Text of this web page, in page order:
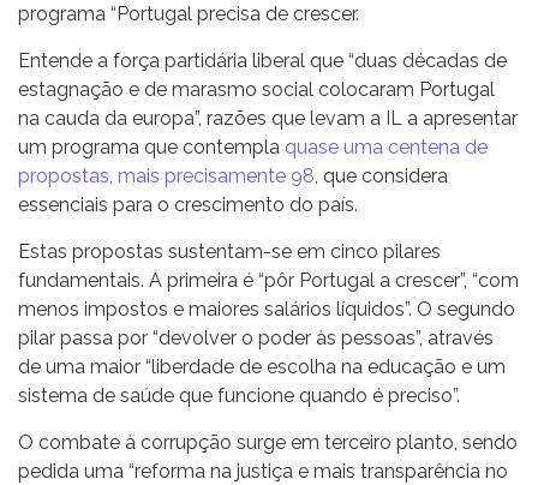
programa “Portugal precisa de crescer.
Entende a força partidária liberal que “duas décadas de
estagnação e de marasmo social colocaram Portugal
na cauda da europa”, razões que levam a IL a apresentar
um programa que contempla quase uma centena de
propostas, mais precisamente 98 , que considera
essenciais para o crescimento do país.
Estas propostas sustentam-se em cinco pilares
fundamentais. A primeira é “pôr Portugal a crescer”, “com
menos impostos e maiores salários líquidos”. O segundo
pilar passa por “devolver o poder às pessoas”, através
de uma maior “liberdade de escolha na educação e um
sistema de saúde que funcione quando é preciso”.
O combate à corrupção surge em terceiro planto, sendo
pedida uma “reforma na justiça e mais transparência no